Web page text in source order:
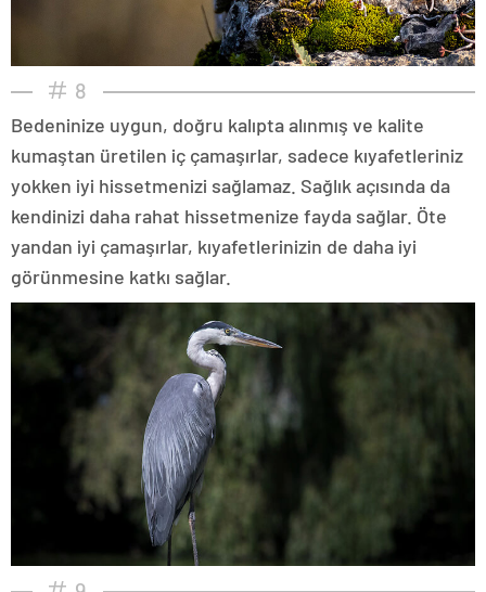
8
Bedeninize uygun, doğru kalıpta alınmış ve kalite
kumaştan üretilen iç çamaşırlar, sadece kıyafetleriniz
yokken iyi hissetmenizi sağlamaz. Sağlık açısında da
kendinizi daha rahat hissetmenize fayda sağlar. Öte
yandan iyi çamaşırlar, kıyafetlerinizin de daha iyi
görünmesine katkı sağlar.